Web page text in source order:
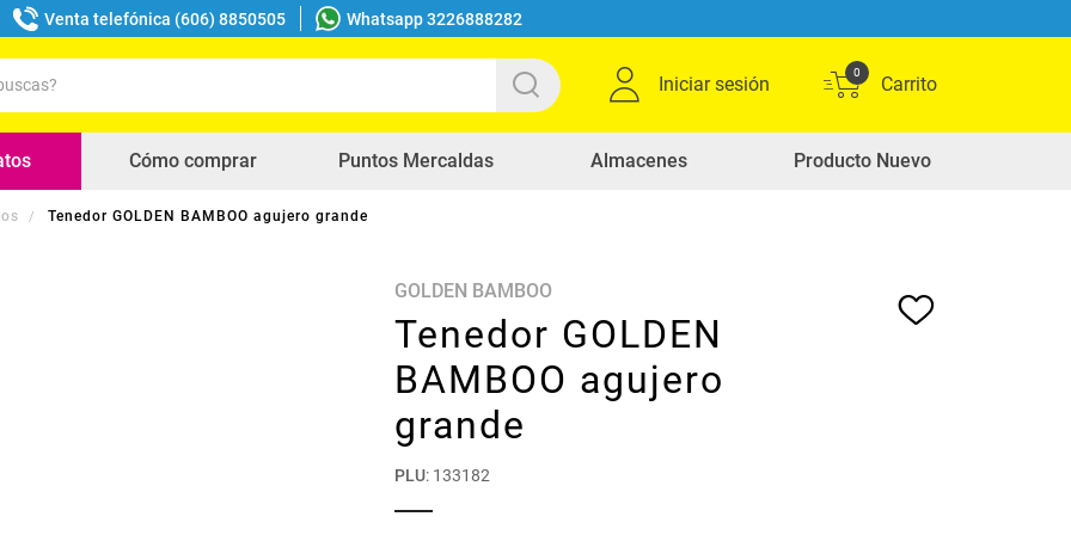
Venta telefónica (606) 8850505 Whatsapp 3226888282
Iniciar sesión
0
Cómo comprar Puntos Mercaldas Almacenes Producto Nuevo
Tenedor GOLDEN BAMBOO agujero grande
GOLDEN BAMBOO
Tenedor GOLDEN
BAMBOO agujero
grande
PLU: 133182
buscados